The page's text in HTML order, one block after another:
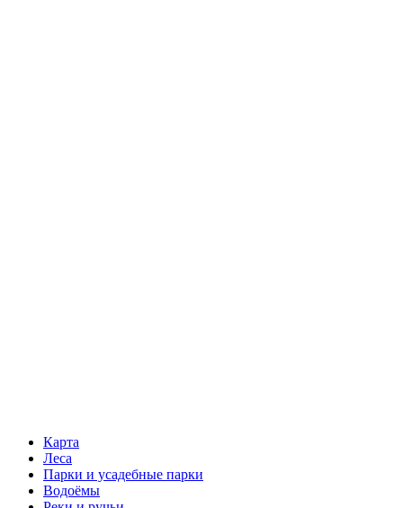
Карта
Леса
Парки и усадебные парки
Водоёмы